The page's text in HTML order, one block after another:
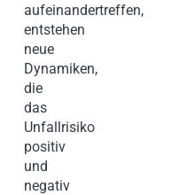
aufeinandertreffen,
entstehen
neue
Dynamiken,
die
das
Unfallrisiko
positiv
und
negativ